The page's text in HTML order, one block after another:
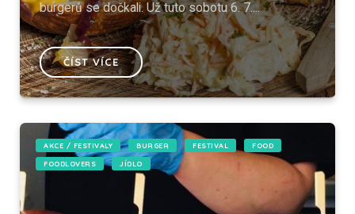
burgerů se dočkali. Už tuto sobotu 6. 7....
ČÍST VÍCE
AKCE / FESTIVALY BURGER FESTIVAL FOOD
FOODLOVERS JÍDLO